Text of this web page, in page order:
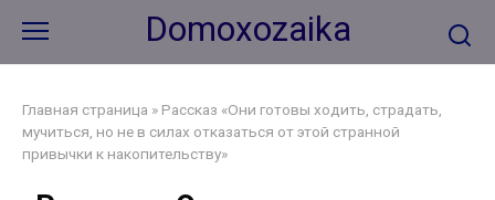
контенту
Domoxozaika
Главная страница » Рассказ «Они готовы ходить, страдать,
мучиться, но не в силах отказаться от этой странной
привычки к накопительству»